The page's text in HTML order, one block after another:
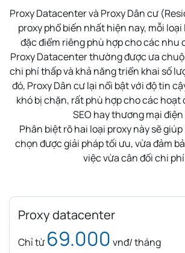
Proxy Datacenter và Proxy Dân cư
proxy phổ biến nhất hiện nay, mỗi
đặc điểm riêng phù hợp cho các nhu
Proxy Datacenter thường được ưa
chi phí thấp và khả năng triển khai số
đó, Proxy Dân cư lại nổi bật với độ tin
khó bị chặn, rất phù hợp cho các hoạt
SEO hay thương mại
Phân biệt rõ hai loại proxy này sẽ
chọn được giải pháp tối ưu, vừa đảm
việc vừa cân đối chi
Proxy datacenter
Chỉ từ 69.000 vnđ/ tháng